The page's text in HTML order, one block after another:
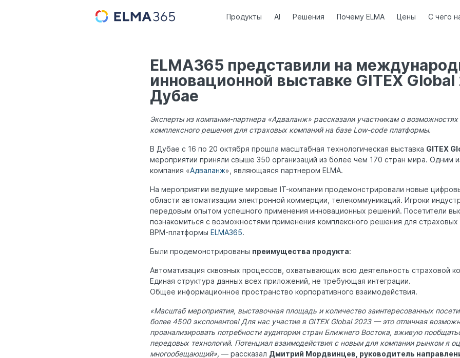
Продукты AI Решения Почему ELMA Цены С чего
ELMA365 представили на
инновационной выставке GITEX
Дубае
Эксперты из компании-партнера «Адваланж» рассказали участникам о
комплексного решения для страховых компаний на базе Low-code платформы.
В Дубае с 16 по 20 октября прошла масштабная технологическая выставка GITEX
мероприятии приняли свыше 350 организаций из более чем 170 стран мира. Одним
компания «Адваланж», являющаяся партнером ELMA.
На мероприятии ведущие мировые IT-компании продемонстрировали новые
области автоматизации электронной коммерции, телекоммуникаций. Игроки
передовым опытом успешного применения инновационных решений. Посетители
познакомиться с возможностями применения комплексного решения для страховых
BPM-платформы ELMA365.
Были продемонстрированы преимущества продукта:
Автоматизация сквозных процессов, охватывающих всю деятельность страховой
Единая структура данных всех приложений, не требующая интеграции.
Общее информационное пространство корпоративного взаимодействия.
«Масштаб мероприятия, выставочная площадь и количество заинтересованных
более 4500 экспонентов! Для нас участие в GITEX Global 2023 — это отличная
проанализировать потребности аудитории стран Ближнего Востока, вживую
передовых технологий. Потенциал взаимодействия с новым для компании рынком я
многообещающий», — рассказал Дмитрий Мордвинцев, руководитель